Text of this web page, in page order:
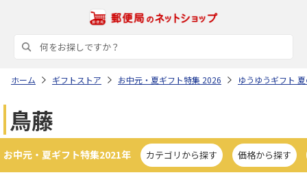
ホーム ギフトストア お中元・夏ギフト特集 2026 ゆうゆうギフト
鳥藤
お中元・夏ギフト特集2021年 カテゴリから探す 価格から探す